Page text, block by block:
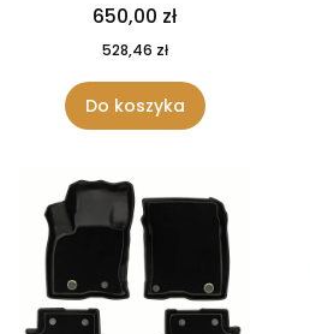
650,00 zł
528,46 zł
Do koszyka